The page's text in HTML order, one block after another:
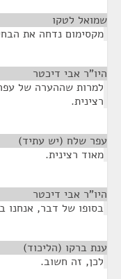
שמואל לטקו
מקסימום נדחה את
היו"ר אבי דיכטר
למרות שההערה של
רצינית.
עפר שלח (יש עתיד)
מאוד רצינית.
היו"ר אבי דיכטר
בסופו של דבר, אנחנו
ענת ברקו (הליכוד)
לכן, זה חשוב.